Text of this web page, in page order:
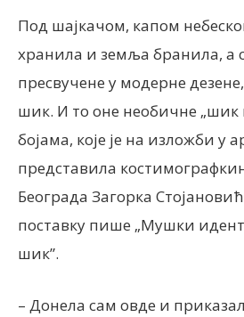
Под шајкачом, капом
хранила и земља бранила, а
пресвучене у модерне
шик. И то оне необичне „шик
бојама, које је на изложби у
представила
Београда Загорка
поставку пише „Мушки
шик”.
– Донела сам овде и